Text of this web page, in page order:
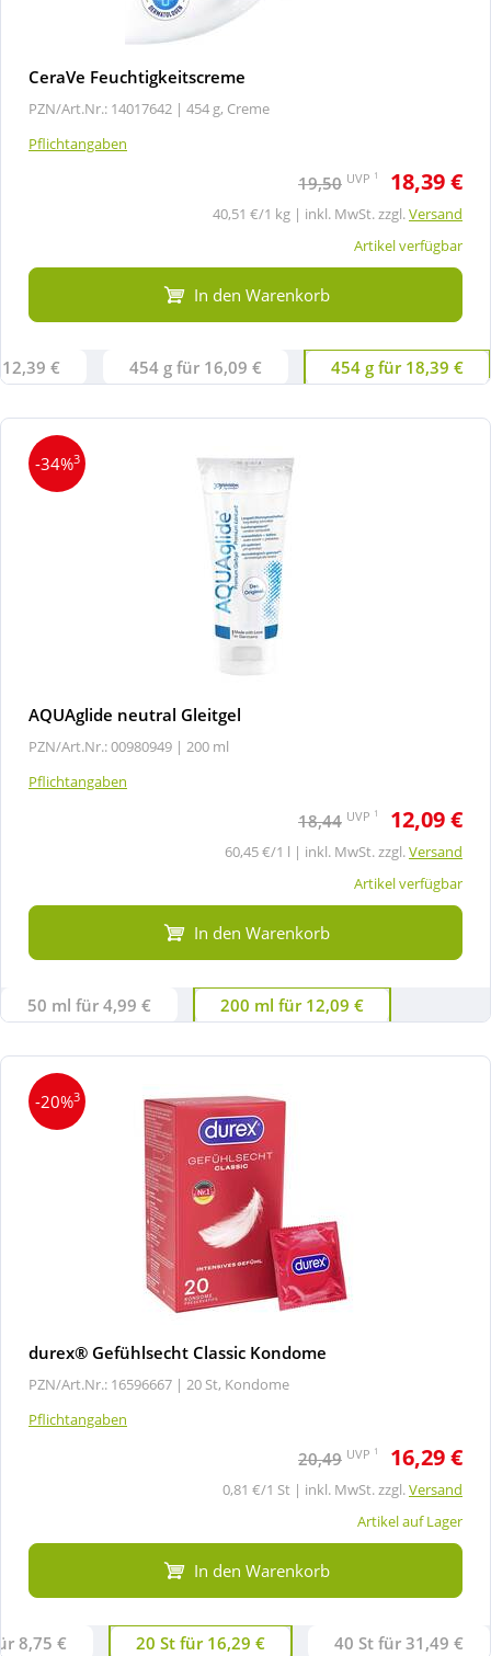
CeraVe Feuchtigkeitscreme
PZN/Art.Nr.: 14017642 | 454 g, Creme
Pflichtangaben
19,50 UVP 1 18,39 €
40,51 €/1 kg | inkl. MwSt. zzgl.Versand
Artikel verfügbar
In den Warenkorb
€ 454 g für 16,09 € 454 g für 18,39 €
-34%3
AQUAglide neutral Gleitgel
PZN/Art.Nr.: 00980949 | 200 ml
Pflichtangaben
18,44 UVP 1 12,09 €
60,45 €/1 l | inkl. MwSt. zzgl.Versand
Artikel verfügbar
In den Warenkorb
50 ml für 4,99 € 200 ml für 12,09 €
-20%3
durex® Gefühlsecht Classic Kondome
PZN/Art.Nr.: 16596667 | 20 St, Kondome
Pflichtangaben
20,49 UVP 1 16,29 €
0,81 €/1 St | inkl. MwSt. zzgl.Versand
Artikel auf Lager
In den Warenkorb
8,75 € 20 St für 16,29 € 40 St für 31,49 €